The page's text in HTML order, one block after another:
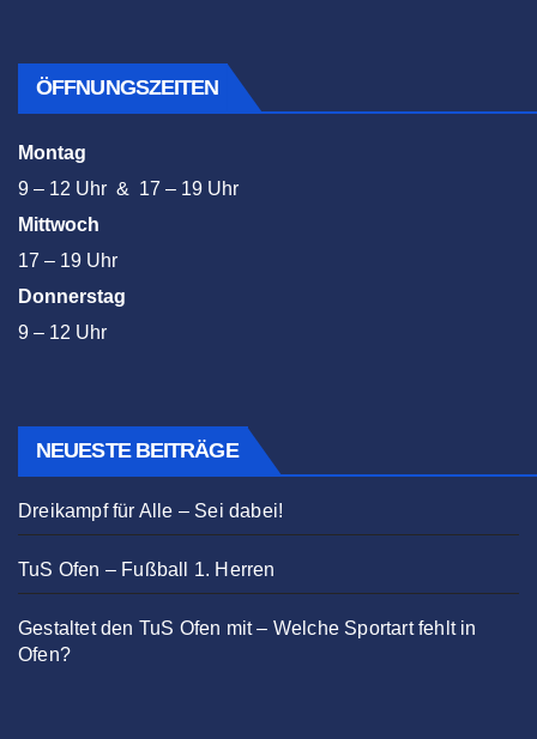
ÖFFNUNGSZEITEN
Montag
9 – 12 Uhr & 17 – 19 Uhr
Mittwoch
17 – 19 Uhr
Donnerstag
9 – 12 Uhr
NEUESTE BEITRÄGE
Dreikampf für Alle – Sei dabei!
TuS Ofen – Fußball 1. Herren
Gestaltet den TuS Ofen mit – Welche Sportart fehlt in
Ofen?